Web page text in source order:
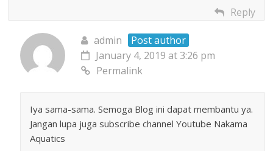
Reply
admin
Post author
January 4, 2019 at 3:26 pm
Permalink
Iya sama-sama. Semoga Blog ini dapat membantu ya.
Jangan lupa juga subscribe channel Youtube Nakama
Aquatics